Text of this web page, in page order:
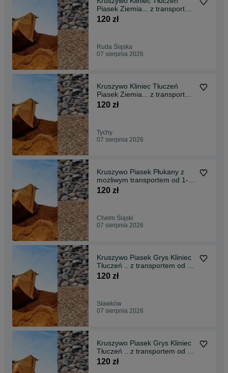
Piasek Ziemia... z transportem
od 1-26ton
120 zł
Ruda Śląska
07 sierpnia 2026
Kruszywo Kliniec Tłuczeń
Piasek Ziemia... z transportem
od 1-26ton
120 zł
Tychy
07 sierpnia 2026
Kruszywo Piasek Płukany z
mozliwym transportem od 1-
26ton
120 zł
Chełm Śląski
07 sierpnia 2026
Kruszywo Piasek Grys Kliniec
Tłuczeń .. z transportem od 1-
26ton
120 zł
Sławków
07 sierpnia 2026
Kruszywo Piasek Grys Kliniec
Tłuczeń .. z transportem od 1-
26ton
120 zł